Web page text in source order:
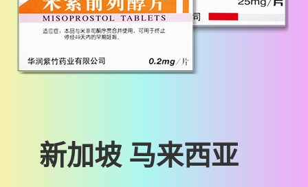
新加坡 马来西亚